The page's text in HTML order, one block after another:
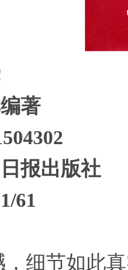
著
报出版社
61
，细节如此